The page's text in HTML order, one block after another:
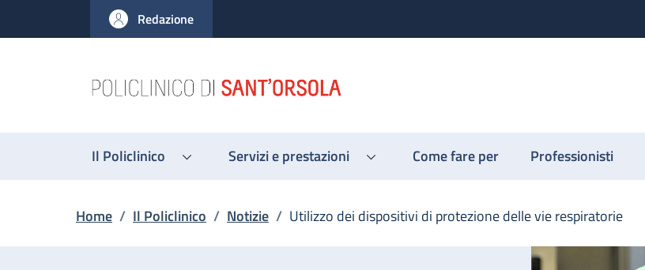
al contenuto principale
to footer content
Redazione
Il Policlinico Servizi e prestazioni Come fare per Professionisti
Briciole di pane
Home / Il Policlinico / Notizie / Utilizzo dei dispositivi di protezione delle vie respiratorie